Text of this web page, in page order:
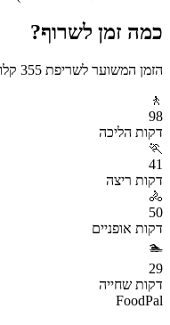
כמה זמן לשרוף?
הזמן המשוער לשריפת 355
🚶
98
דקות הליכה
🏃
41
דקות ריצה
🚴
50
דקות אופניים
🏊
29
דקות שחייה
FoodPal